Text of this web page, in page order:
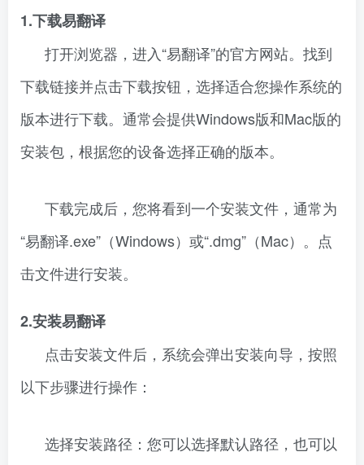
1.下载易翻译
打开浏览器，进入“易翻译”的官方网站。找到
下载链接并点击下载按钮，选择适合您操作系统的
版本进行下载。通常会提供Windows版和Mac版的
安装包，根据您的设备选择正确的版本。
下载完成后，您将看到一个安装文件，通常为
“易翻译.exe”（Windows）或“.dmg”（Mac）。点
击文件进行安装。
2.安装易翻译
点击安装文件后，系统会弹出安装向导，按照
以下步骤进行操作：
选择安装路径：您可以选择默认路径，也可以